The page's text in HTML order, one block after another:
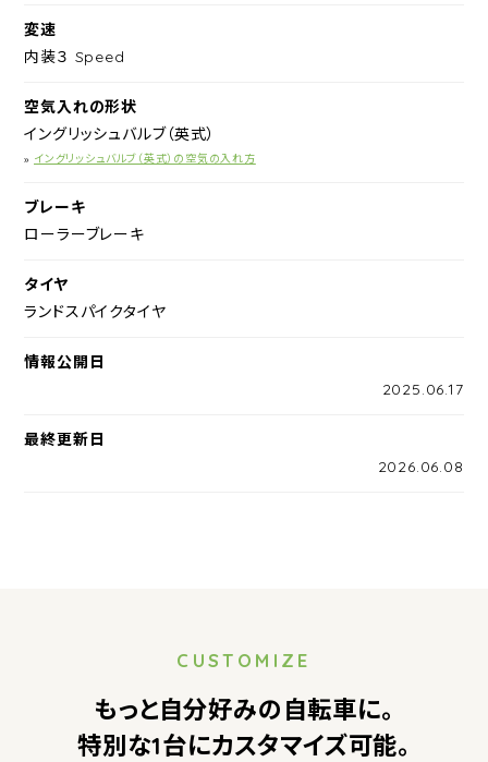
変速
内装３ Speed
空気入れの形状
イングリッシュバルブ（英式）
» イングリッシュバルブ（英式）の空気の入れ方
ブレーキ
ローラーブレーキ
タイヤ
ランドスパイクタイヤ
情報公開日
2025.06.17
最終更新日
2026.06.08
CUSTOMIZE
もっと自分好みの自転車に。
特別な1台にカスタマイズ可能。